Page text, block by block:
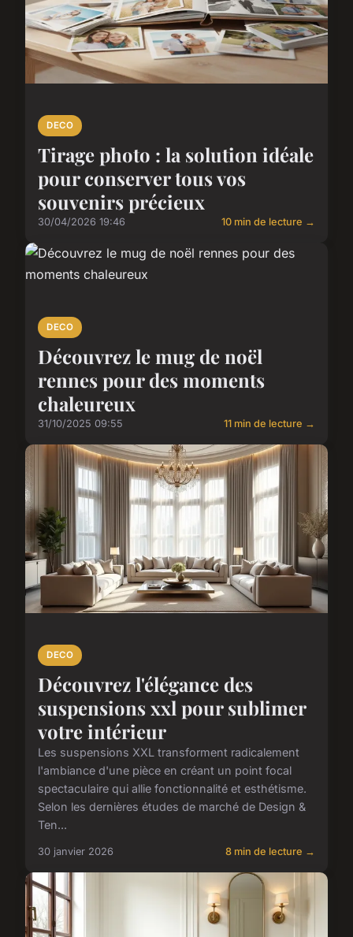
DECO
Tirage photo : la solution idéale
pour conserver tous vos
souvenirs précieux
30/04/2026 19:46 10 min de lecture →
DECO
Découvrez le mug de noël
rennes pour des moments
chaleureux
31/10/2025 09:55 11 min de lecture →
DECO
Découvrez l'élégance des
suspensions xxl pour sublimer
votre intérieur
Les suspensions XXL transforment radicalement
l'ambiance d'une pièce en créant un point focal
spectaculaire qui allie fonctionnalité et esthétisme.
Selon les dernières études de marché de Design &
Ten...
30 janvier 2026 8 min de lecture →